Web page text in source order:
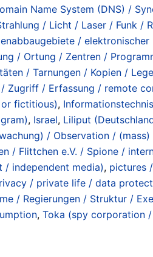
Name System (DNS) /
/ Licht / Laser / Funk /
/
/ Ortung / Zentren /
/ Tarnungen / Kopien /
/ Zugriff / Erfassung / remote
fictitious),
, Israel, Liliput
/ Observation /
/ Flittchen e.V. / Spione /
independent media), pictures
/ private life / data
/ Regierungen / Struktur /
, Toka (spy corporation